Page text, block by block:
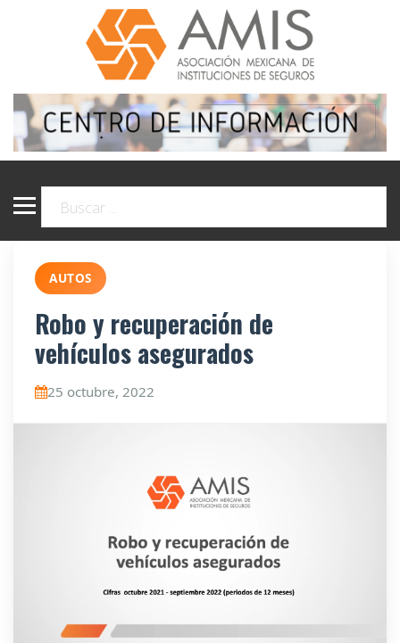
AUTOS
Robo y recuperación de
vehículos asegurados
25 octubre, 2022